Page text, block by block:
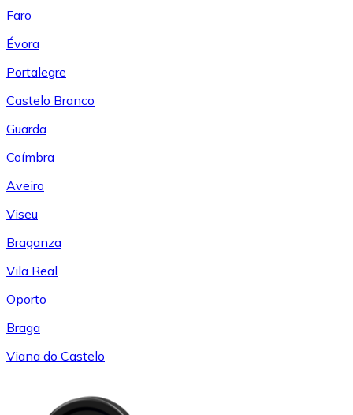
Faro
Évora
Portalegre
Castelo Branco
Guarda
Coímbra
Aveiro
Viseu
Braganza
Vila Real
Oporto
Braga
Viana do Castelo